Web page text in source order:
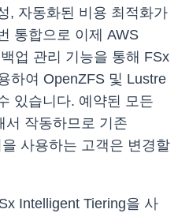
, 자동화된 비용 최적화가
통합으로 이제 AWS
업 관리 기능을 통해 FSx
하여 OpenZFS 및 Lustre
있습니다. 예약된 모든
서 작동하므로 기존
사용하는 고객은 변경할
Intelligent Tiering을 사